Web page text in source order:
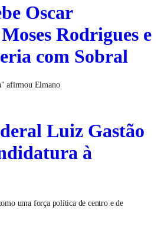
Oscar
Rodrigues e
com Sobral
afirmou Elmano
Luiz Gastão
à
uma força política de centro e de